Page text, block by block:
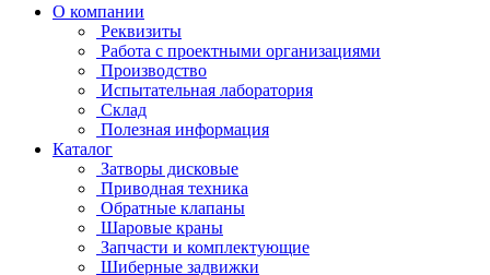
О компании
Реквизиты
Работа с проектными организациями
Производство
Испытательная лаборатория
Склад
Полезная информация
Каталог
Затворы дисковые
Приводная техника
Обратные клапаны
Шаровые краны
Запчасти и комплектующие
Шиберные задвижки